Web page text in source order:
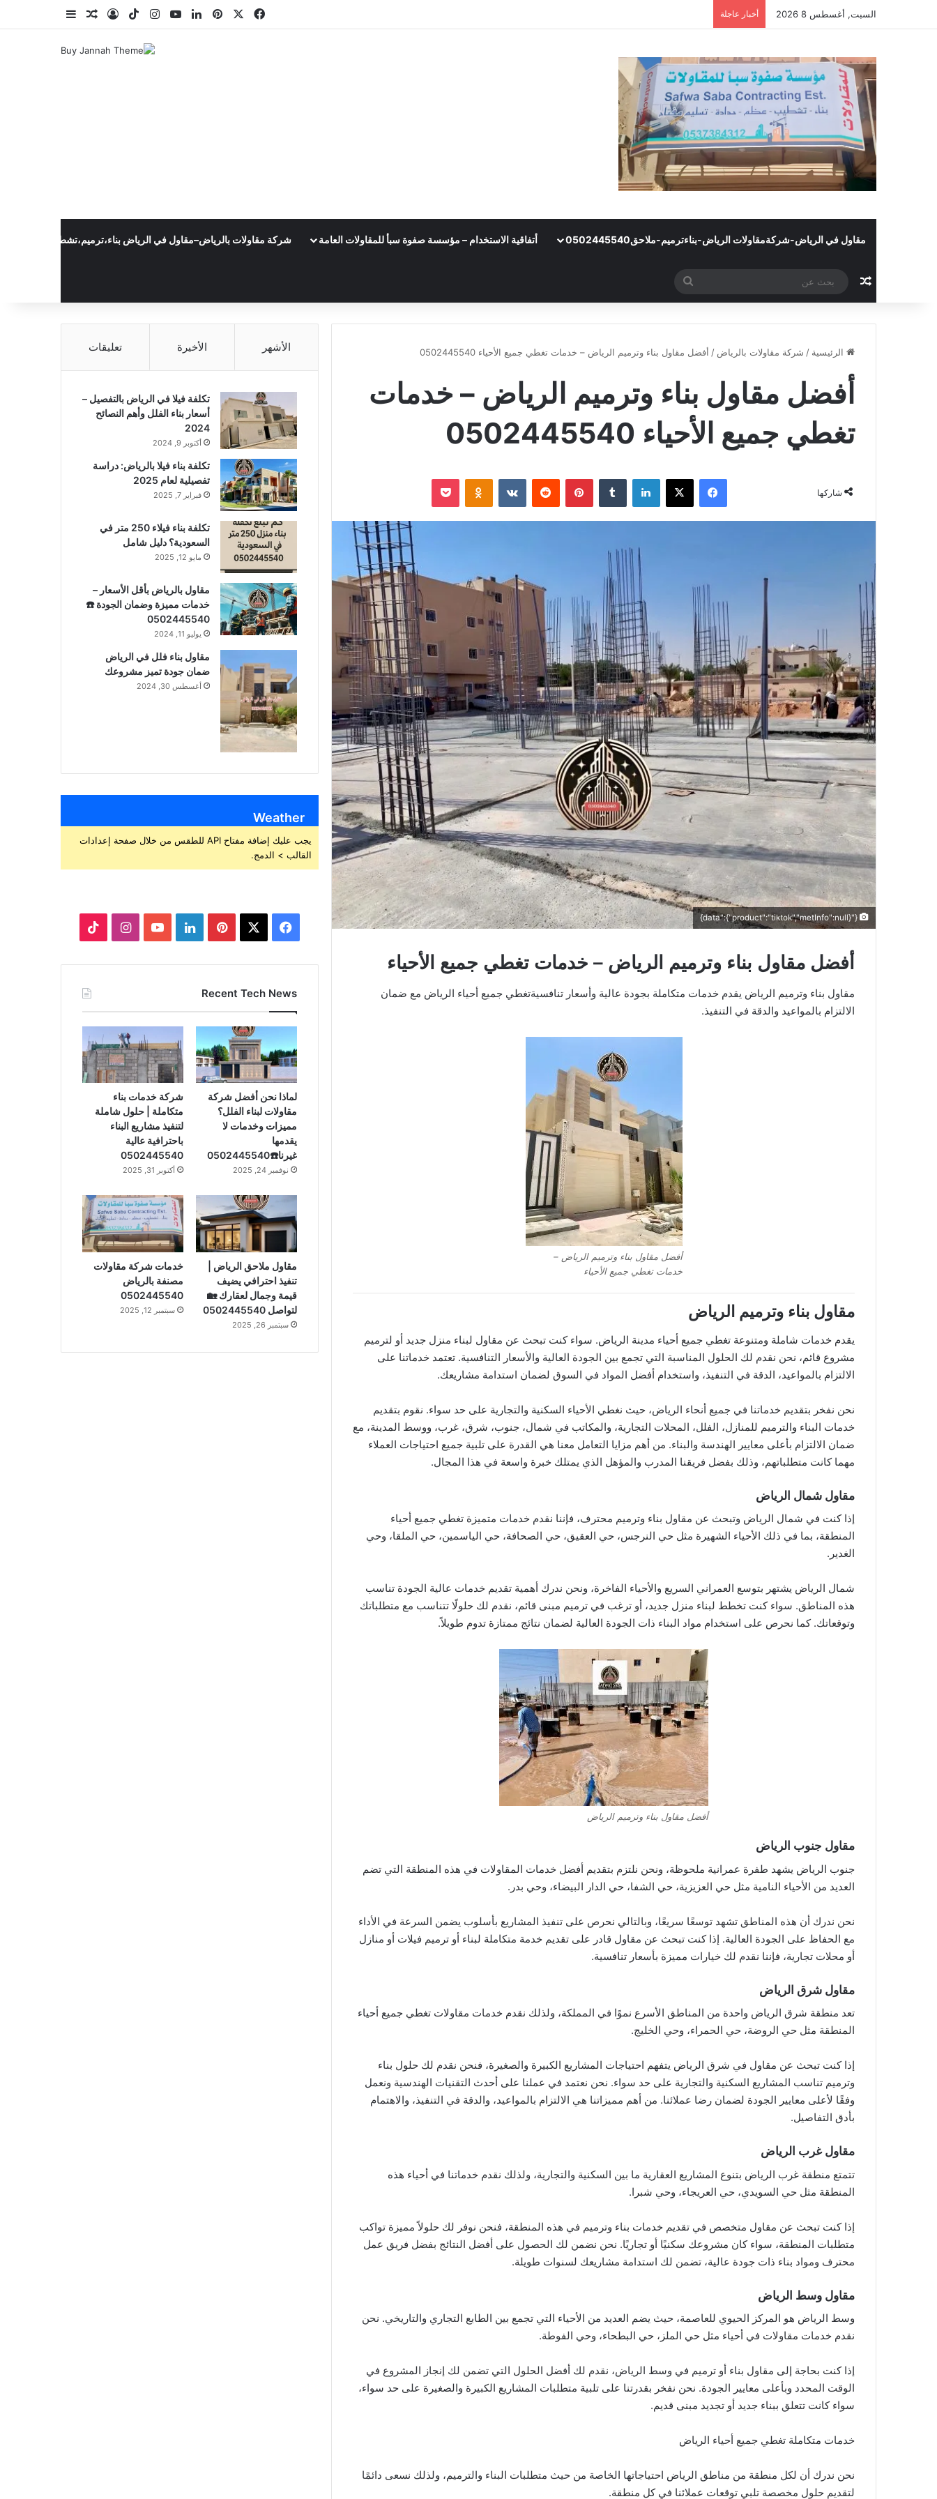
السبت, أغسطس 8 2026 أخبار عاجلة فيسبوك بينتيريستلينكدإن‫YouTubeانستقرام‫TikTokتسجيل الدخول
مقال عشوائي
مقاول في الرياض-شركةمقاولات الرياض-بناءترميم-ملاحق0502445540 أتفاقية الاستخدام – مؤسسة صفوة سبأ للمقاولات العامة شركة مقاولات بالرياض–مقاول في الرياض
مقال عشوائي
عن
الرئيسية / شركة مقاولات بالرياض / أفضل مقاول بناء وترميم الرياض – خدمات تغطي جميع الأحياء 0502445540
أفضل مقاول بناء وترميم الرياض – خدمات
تغطي جميع الأحياء 0502445540
شاركها
فيسبوك ‫X لينكدإن بينتيريست ‏VKontakte
{"data":{"product":"tiktok","metInfo":null}}
أفضل مقاول بناء وترميم الرياض – خدمات تغطي جميع الأحياء
مقاول بناء وترميم الرياض يقدم خدمات متكاملة بجودة عالية وأسعار تنافسيةتغطي جميع أحياء الرياض مع ضمان
الالتزام بالمواعيد والدقة في التنفيذ.
أفضل مقاول بناء وترميم الرياض –
خدمات تغطي جميع الأحياء
مقاول بناء وترميم الرياض
يقدم خدمات شاملة ومتنوعة تغطي جميع أحياء مدينة الرياض. سواء كنت تبحث عن مقاول لبناء منزل جديد أو لترميم
مشروع قائم، نحن نقدم لك الحلول المناسبة التي تجمع بين الجودة العالية والأسعار التنافسية. تعتمد خدماتنا على
الالتزام بالمواعيد، الدقة في التنفيذ، واستخدام أفضل المواد في السوق لضمان استدامة مشاريعك.
نحن نفخر بتقديم خدماتنا في جميع أنحاء الرياض، حيث نغطي الأحياء السكنية والتجارية على حد سواء. نقوم بتقديم
خدمات البناء والترميم للمنازل، الفلل، المحلات التجارية، والمكاتب في شمال، جنوب، شرق، غرب، ووسط المدينة، مع
ضمان الالتزام بأعلى معايير الهندسة والبناء. من أهم مزايا التعامل معنا هي القدرة على تلبية جميع احتياجات العملاء
مهما كانت متطلباتهم، وذلك بفضل فريقنا المدرب والمؤهل الذي يمتلك خبرة واسعة في هذا المجال.
مقاول شمال الرياض
إذا كنت في شمال الرياض وتبحث عن مقاول بناء وترميم محترف، فإننا نقدم خدمات متميزة تغطي جميع أحياء
المنطقة، بما في ذلك الأحياء الشهيرة مثل حي النرجس، حي العقيق، حي الصحافة، حي الياسمين، حي الملقا، وحي
الغدير.
شمال الرياض يشتهر بتوسع العمراني السريع والأحياء الفاخرة، ونحن ندرك أهمية تقديم خدمات عالية الجودة تناسب
هذه المناطق. سواء كنت تخطط لبناء منزل جديد، أو ترغب في ترميم مبنى قائم، نقدم لك حلولًا تتناسب مع متطلباتك
وتوقعاتك. كما نحرص على استخدام مواد البناء ذات الجودة العالية لضمان نتائج ممتازة تدوم طويلاً.
أفضل مقاول بناء وترميم الرياض
مقاول جنوب الرياض
جنوب الرياض يشهد طفرة عمرانية ملحوظة، ونحن نلتزم بتقديم أفضل خدمات المقاولات في هذه المنطقة التي تضم
العديد من الأحياء النامية مثل حي العزيزية، حي الشفا، حي الدار البيضاء، وحي بدر.
نحن ندرك أن هذه المناطق تشهد توسعًا سريعًا، وبالتالي نحرص على تنفيذ المشاريع بأسلوب يضمن السرعة في الأداء
مع الحفاظ على الجودة العالية. إذا كنت تبحث عن مقاول قادر على تقديم خدمة متكاملة لبناء أو ترميم فيلات أو منازل
أو محلات تجارية، فإننا نقدم لك خيارات مميزة بأسعار تنافسية.
مقاول شرق الرياض
تعد منطقة شرق الرياض واحدة من المناطق الأسرع نموًا في المملكة، ولذلك نقدم خدمات مقاولات تغطي جميع أحياء
المنطقة مثل حي الروضة، حي الحمراء، وحي الخليج.
إذا كنت تبحث عن مقاول في شرق الرياض يتفهم احتياجات المشاريع الكبيرة والصغيرة، فنحن نقدم لك حلول بناء
وترميم تناسب المشاريع السكنية والتجارية على حد سواء. نحن نعتمد في عملنا على أحدث التقنيات الهندسية ونعمل
وفقًا لأعلى معايير الجودة لضمان رضا عملائنا. من أهم مميزاتنا هي الالتزام بالمواعيد، والدقة في التنفيذ، والاهتمام
بأدق التفاصيل.
مقاول غرب الرياض
تتمتع منطقة غرب الرياض بتنوع المشاريع العقارية ما بين السكنية والتجارية، ولذلك نقدم خدماتنا في أحياء هذه
المنطقة مثل حي السويدي، حي العريجاء، وحي شبرا.
إذا كنت تبحث عن مقاول متخصص في تقديم خدمات بناء وترميم في هذه المنطقة، فنحن نوفر لك حلولاً مميزة تواكب
متطلبات المنطقة، سواء كان مشروعك سكنيًا أو تجاريًا. نحن نضمن لك الحصول على أفضل النتائج بفضل فريق عمل
محترف ومواد بناء ذات جودة عالية، تضمن لك استدامة مشاريعك لسنوات طويلة.
مقاول وسط الرياض
وسط الرياض هو المركز الحيوي للعاصمة، حيث يضم العديد من الأحياء التي تجمع بين الطابع التجاري والتاريخي. نحن
نقدم خدمات مقاولات في أحياء مثل حي الملز، حي البطحاء، وحي الفوطة.
إذا كنت بحاجة إلى مقاول بناء أو ترميم في وسط الرياض، نقدم لك أفضل الحلول التي تضمن لك إنجاز المشروع في
الوقت المحدد وبأعلى معايير الجودة. نحن نفخر بقدرتنا على تلبية متطلبات المشاريع الكبيرة والصغيرة على حد سواء،
سواء كانت تتعلق ببناء جديد أو تجديد مبنى قديم.
خدمات متكاملة تغطي جميع أحياء الرياض
نحن ندرك أن لكل منطقة من مناطق الرياض احتياجاتها الخاصة من حيث متطلبات البناء والترميم، ولذلك نسعى دائمًا
لتقديم حلول مخصصة تلبي توقعات عملائنا في كل منطقة.
الأشهر الأخيرة تعليقات
تكلفة فيلا في الرياض بالتفصيل –
أسعار بناء الفلل وأهم النصائح
2024
أكتوبر 9, 2024
تكلفة بناء فيلا بالرياض: دراسة
تفصيلية لعام 2025
فبراير 7, 2025
تكلفة بناء فيلاء 250 متر في
السعودية؟ دليل شامل
مايو 12, 2025
مقاول بالرياض بأقل الأسعار –
خدمات مميزة وضمان الجودة ☎️
0502445540
يوليو 11, 2024
مقاول بناء فلل في الرياض
ضمان جودة تميز مشروعك
أغسطس 30, 2024
Weather
يجب عليك إضافة مفتاح API للطقس من خلال صفحة إعدادات
القالب > الدمج.
ب
ك
ت
ي
ر
ي
ت
ك
د
إ
ن
u
T
u
b
e
ت
ق
ر
ا
م
k
o
Recent Tech News
لماذا نحن أفضل شركة
مقاولات لبناء الفلل؟
مميزات وخدمات لا
يقدمها
غيرنا☎️0502445540
نوفمبر 24, 2025
شركة خدمات بناء
متكاملة | حلول شاملة
لتنفيذ مشاريع البناء
باحترافية عالية
0502445540
أكتوبر 31, 2025
مقاول ملاحق الرياض |
تنفيذ احترافي يضيف
قيمة وجمال لعقارك 🏡
لتواصل 0502445540
سبتمبر 26, 2025
خدمات شركة مقاولات
مصنفة بالرياض
0502445540
سبتمبر 12, 2025